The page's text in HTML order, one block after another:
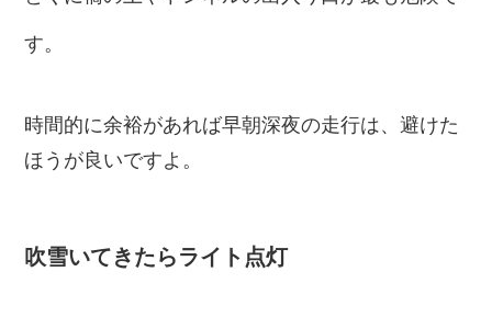
す。
時間的に余裕があれば早朝深夜の走行は、避けた
ほうが良いですよ。
吹雪いてきたらライト点灯